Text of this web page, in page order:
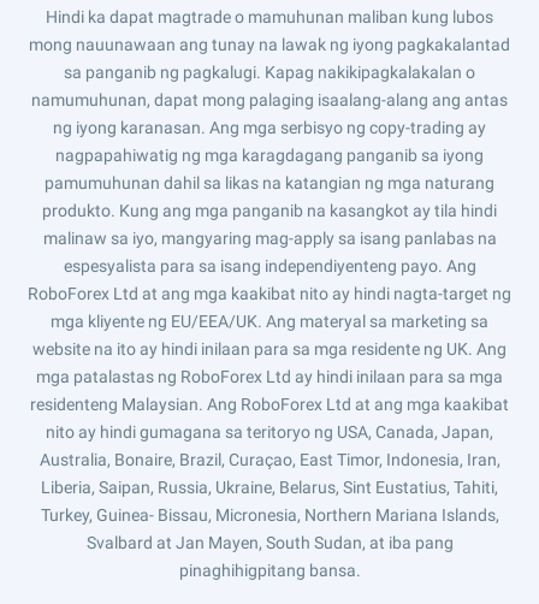
Hindi ka dapat magtrade o mamuhunan maliban kung lubos
mong nauunawaan ang tunay na lawak ng iyong pagkakalantad
sa panganib ng pagkalugi. Kapag nakikipagkalakalan o
namumuhunan, dapat mong palaging isaalang-alang ang antas
ng iyong karanasan. Ang mga serbisyo ng copy-trading ay
nagpapahiwatig ng mga karagdagang panganib sa iyong
pamumuhunan dahil sa likas na katangian ng mga naturang
produkto. Kung ang mga panganib na kasangkot ay tila hindi
malinaw sa iyo, mangyaring mag-apply sa isang panlabas na
espesyalista para sa isang independiyenteng payo. Ang
RoboForex Ltd at ang mga kaakibat nito ay hindi nagta-target ng
mga kliyente ng EU/EEA/UK. Ang materyal sa marketing sa
website na ito ay hindi inilaan para sa mga residente ng UK. Ang
mga patalastas ng RoboForex Ltd ay hindi inilaan para sa mga
residenteng Malaysian. Ang RoboForex Ltd at ang mga kaakibat
nito ay hindi gumagana sa teritoryo ng USA, Canada, Japan,
Australia, Bonaire, Brazil, Curaçao, East Timor, Indonesia, Iran,
Liberia, Saipan, Russia, Ukraine, Belarus, Sint Eustatius, Tahiti,
Turkey, Guinea- Bissau, Micronesia, Northern Mariana Islands,
Svalbard at Jan Mayen, South Sudan, at iba pang
pinaghihigpitang bansa.